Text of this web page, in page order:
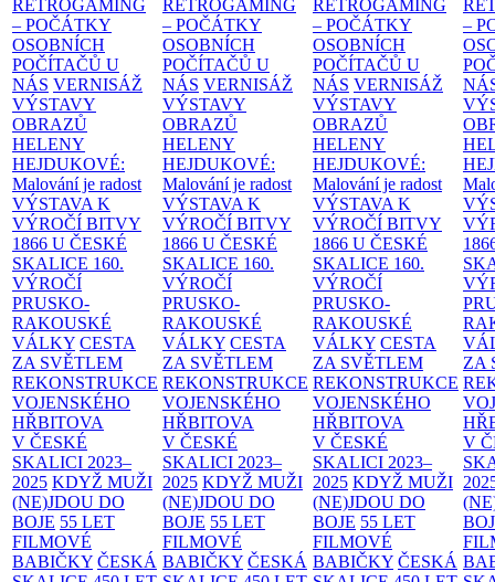
RETROGAMING
– POČÁTKY
OSOBNÍCH
POČÍTAČŮ U
NÁS VERNISÁŽ
VÝSTAVY
OBRAZŮ
HELENY
HEJDUKOVÉ:
Malování je radost
VÝSTAVA K
VÝROČÍ BITVY
1866 U ČESKÉ
SKALICE 160.
VÝROČÍ
PRUSKO-
RAKOUSKÉ
VÁLKY CESTA
ZA SVĚTLEM
REKONSTRUKCE
VOJENSKÉHO
HŘBITOVA
V ČESKÉ
SKALICI 2023–
2025 KDYŽ MUŽI
(NE)JDOU DO
BOJE 55 LET
FILMOVÉ
BABIČKY ČESKÁ
RETROGAMING
– POČÁTKY
OSOBNÍCH
POČÍTAČŮ U
NÁS VERNISÁŽ
VÝSTAVY
OBRAZŮ
HELENY
HEJDUKOVÉ:
Malování je radost
VÝSTAVA K
VÝROČÍ BITVY
1866 U ČESKÉ
SKALICE 160.
VÝROČÍ
PRUSKO-
RAKOUSKÉ
VÁLKY CESTA
ZA SVĚTLEM
REKONSTRUKCE
VOJENSKÉHO
HŘBITOVA
V ČESKÉ
SKALICI 2023–
2025 KDYŽ MUŽI
(NE)JDOU DO
BOJE 55 LET
FILMOVÉ
BABIČKY ČESKÁ
RETROGAMING
– POČÁTKY
OSOBNÍCH
POČÍTAČŮ U
NÁS VERNISÁŽ
VÝSTAVY
OBRAZŮ
HELENY
HEJDUKOVÉ:
Malování je radost
VÝSTAVA K
VÝROČÍ BITVY
1866 U ČESKÉ
SKALICE 160.
VÝROČÍ
PRUSKO-
RAKOUSKÉ
VÁLKY CESTA
ZA SVĚTLEM
REKONSTRUKCE
VOJENSKÉHO
HŘBITOVA
V ČESKÉ
SKALICI 2023–
2025 KDYŽ MUŽI
(NE)JDOU DO
BOJE 55 LET
FILMOVÉ
BABIČKY ČESKÁ
–
ZA
V